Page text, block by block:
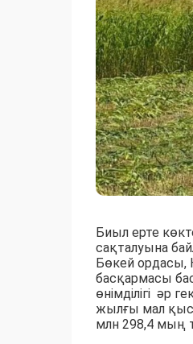
Биыл ерте
сақталуына
Бөкей
басқармасы
өнімділігі әр
жылғы мал
млн 298,4 мың